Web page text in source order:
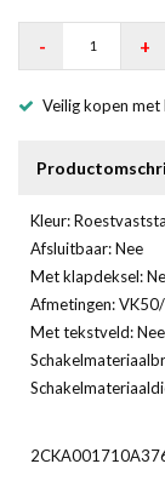
- +
Veilig kopen
Kleur:
Afsluitbaar: Nee
Met klapdeksel:
Afmetingen:
Met tekstveld: Nee